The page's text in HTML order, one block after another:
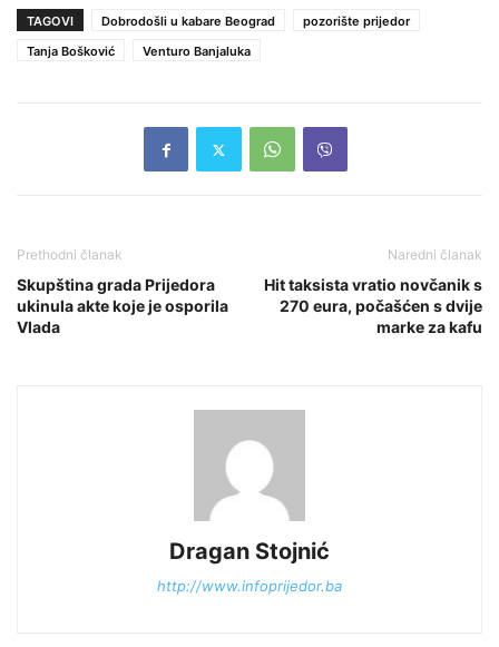
TAGOVI Dobrodošli u kabare Beograd
pozorište prijedor
Tanja Bošković
Venturo Banjaluka
Prethodni članak
Skupština grada Prijedora
ukinula akte koje je osporila
Vlada
Naredni članak
Hit taksista vratio novčanik s
270 eura, počašćen s dvije
marke za kafu
Dragan Stojnić
http://www.infoprijedor.ba